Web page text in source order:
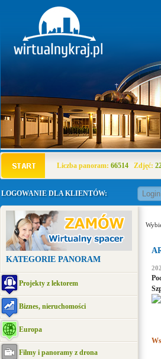
Liczba panoram: 66514 Zdjęć:
LOGOWANIE DLA KLIENTÓW:
KATEGORIE PANORAM
Projekty z lektorem
Biznes, nieruchomości
Europa
Filmy i panoramy z drona